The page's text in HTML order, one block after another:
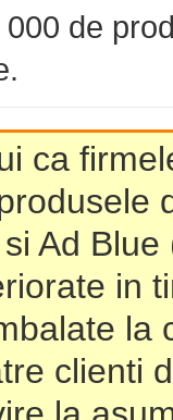
de
ca
Ad
in
la
clienti